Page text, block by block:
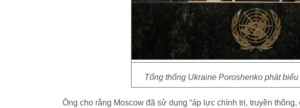
Tổng thống Ukraine Poroshenko phát
Ông cho rằng Moscow đã sử dụng “áp lực chính trị, truyền